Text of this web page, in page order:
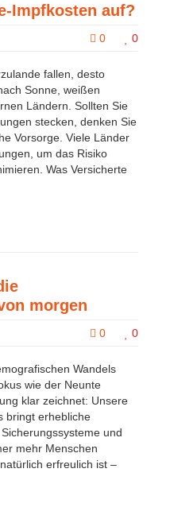
Impfkosten auf?
0 0
fallen, desto
Sonne, weißen
Ländern. Sollten Sie
stecken, denken Sie
Vorsorge. Viele Länder
um das Risiko
Was Versicherte
morgen
0 0
Wandels
wie der Neunte
klar zeichnet: Unsere
bringt erhebliche
und
mehr Menschen
erfreulich ist –